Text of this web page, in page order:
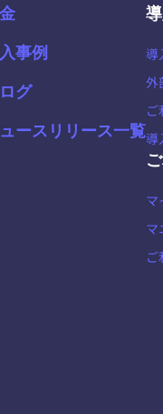
事例
グ
ースリリース一覧
導
外
導
マ
マ